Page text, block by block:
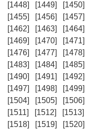
[1448]
[1449] [1450]
[1455]
[1456] [1457]
[1462]
[1463] [1464]
[1469]
[1470] [1471]
[1476]
[1477] [1478]
[1483]
[1484] [1485]
[1490]
[1491] [1492]
[1497]
[1498] [1499]
[1504]
[1505] [1506]
[1511]
[1512] [1513]
[1518]
[1519] [1520]